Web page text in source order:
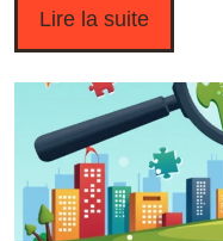
Lire la suite